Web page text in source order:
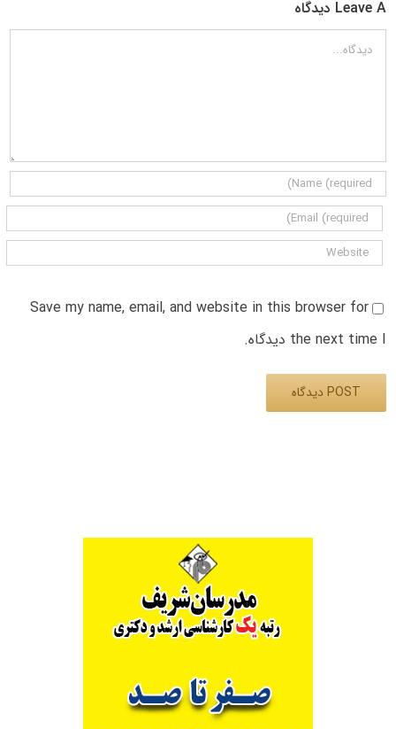
Leave A دیدگاه
دیدگاه
Save my name, email, and website in this browser for
the next time I دیدگاه.